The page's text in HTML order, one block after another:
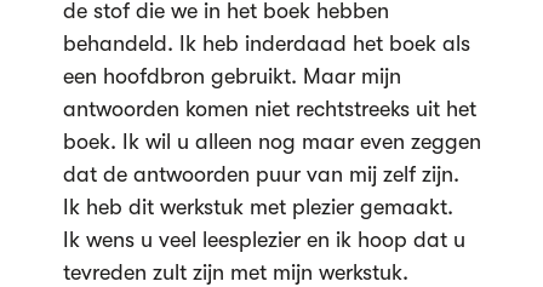
de stof die we in het boek hebben
behandeld. Ik heb inderdaad het boek als
een hoofdbron gebruikt. Maar mijn
antwoorden komen niet rechtstreeks uit het
boek. Ik wil u alleen nog maar even zeggen
dat de antwoorden puur van mij zelf zijn.
Ik heb dit werkstuk met plezier gemaakt.
Ik wens u veel leesplezier en ik hoop dat u
tevreden zult zijn met mijn werkstuk.